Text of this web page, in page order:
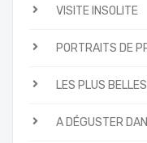
VISITE INSOLITE
PORTRAITS DE
LES PLUS
A DÉGUSTER